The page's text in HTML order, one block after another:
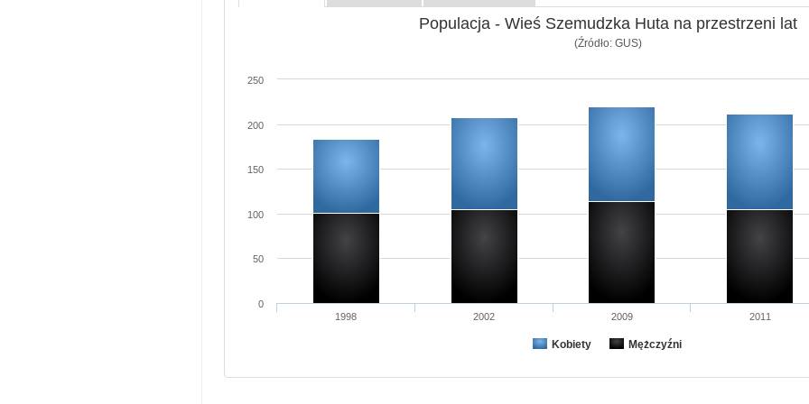
Populacja - Wieś Szemudzka Huta na przestrzeni lat
(Źródło: GUS)
Kobiety Mężczyźni
1998 2002 2009 2011
0
50
100
150
200
250